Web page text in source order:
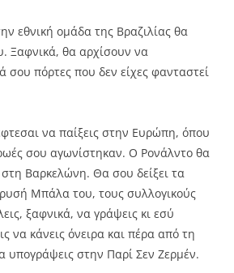
εθνική ομάδα της Βραζιλίας θα
Ξαφνικά, θα αρχίσουν να
σου πόρτες που δεν είχες φανταστεί
να παίξεις στην Ευρώπη, όπου
σου αγωνίστηκαν. Ο Ρονάλντο θα
Βαρκελώνη. Θα σου δείξει τα
Μπάλα του, τους συλλογικούς
ξαφνικά, να γράψεις κι εσύ
να κάνεις όνειρα και πέρα από τη
υπογράψεις στην Παρί Σεν Ζερμέν.